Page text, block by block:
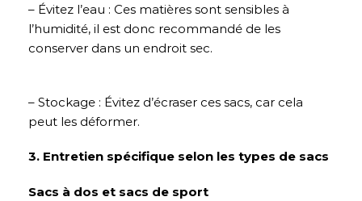
– Évitez l’eau : Ces matières sont sensibles à
l’humidité, il est donc recommandé de les
conserver dans un endroit sec.
– Stockage : Évitez d’écraser ces sacs, car cela
peut les déformer.
3. Entretien spécifique selon les types de sacs
Sacs à dos et sacs de sport